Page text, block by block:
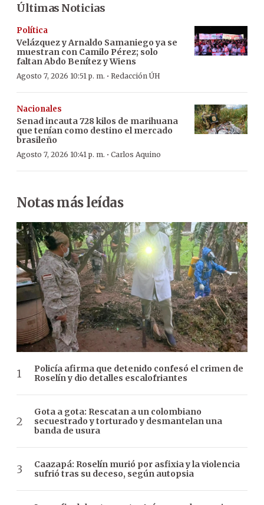
Últimas Noticias
Política
Velázquez y Arnaldo Samaniego ya se
muestran con Camilo Pérez; solo
faltan Abdo Benítez y Wiens
Agosto 7, 2026 10:51 p. m. · Redacción ÚH
Nacionales
Senad incauta 728 kilos de marihuana
que tenían como destino el mercado
brasileño
Agosto 7, 2026 10:41 p. m. · Carlos Aquino
Notas más leídas
Policía afirma que detenido confesó el crimen de
Roselín y dio detalles escalofriantes
Gota a gota: Rescatan a un colombiano
secuestrado y torturado y desmantelan una
banda de usura
Caazapá: Roselín murió por asfixia y la violencia
sufrió tras su deceso, según autopsia